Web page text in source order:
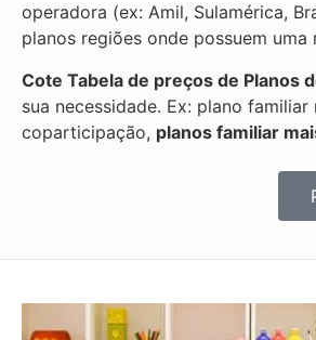
operadora (ex: Amil, Sulamérica,
planos regiões onde possuem
Cote Tabela de preços de Planos
sua necessidade. Ex: plano
coparticipação, planos familiar